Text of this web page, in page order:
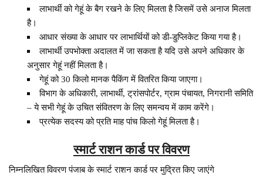
लाभार्थी को गेहूं के बैग रखने के लिए मिलता है जिसमें उसे अनाज मिलता
है।
आधार संख्या के आधार पर लाभार्थियों को डी-डुप्लिकेट किया गया है।
लाभार्थी उपभोक्ता अदालत में जा सकता है यदि उसे अपने अधिकार के
अनुसार गेहूं नहीं मिलता है।
गेहूं को 30 किलो मानक पैकिंग में वितरित किया जाएगा।
विभाग के अधिकारी, लाभार्थी, ट्रांसपोर्टर, ग्राम पंचायत, निगरानी समिति
– ये सभी गेहूं के उचित संवितरण के लिए समन्वय में काम करेंगे।
प्रत्येक सदस्य को प्रति माह पांच किलो गेहूं मिलता है।
स्मार्ट राशन कार्ड पर विवरण
निम्नलिखित विवरण पंजाब के स्मार्ट राशन कार्ड पर मुद्रित किए जाएंगे